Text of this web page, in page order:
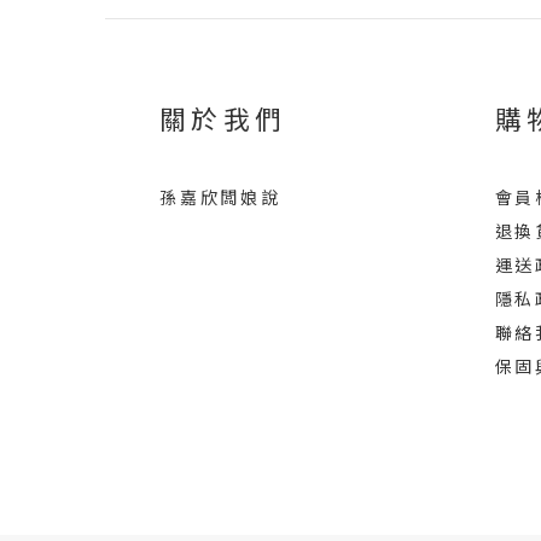
關於我們
孫嘉欣闆娘說
購
會員
退換
運送
隱私
聯絡
保固